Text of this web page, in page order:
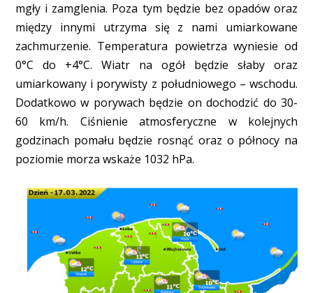
mgły i zamglenia. Poza tym będzie bez opadów oraz
między innymi utrzyma się z nami umiarkowane
zachmurzenie. Temperatura powietrza wyniesie od
0°C do +4°C. Wiatr na ogół będzie słaby oraz
umiarkowany i porywisty z południowego – wschodu.
Dodatkowo w porywach będzie on dochodzić do 30-
60 km/h. Ciśnienie atmosferyczne w kolejnych
godzinach pomału będzie rosnąć oraz o północy na
poziomie morza wskaże 1032 hPa.